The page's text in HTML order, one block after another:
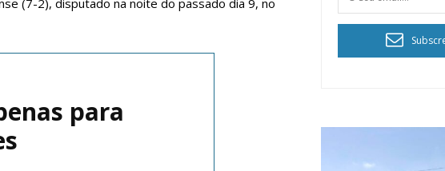
(7-2), disputado na noite do passado dia 9, no
para